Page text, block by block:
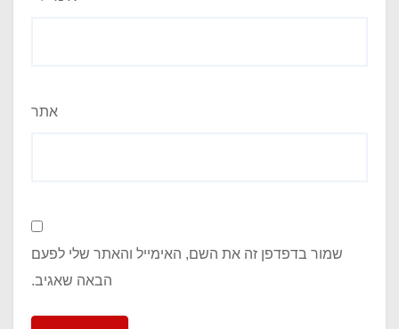
אתר
שמור בדפדפן זה את השם, האימייל והאתר שלי לפעם
הבאה שאגיב.